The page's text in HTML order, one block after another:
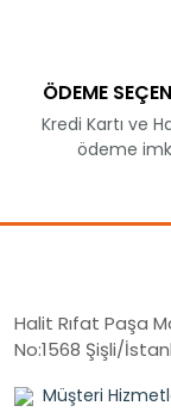
ÖDEME
Kredi Kartı ve
ödeme
Halit Rıfat Paşa
No:1568 Şişli/
Müşteri